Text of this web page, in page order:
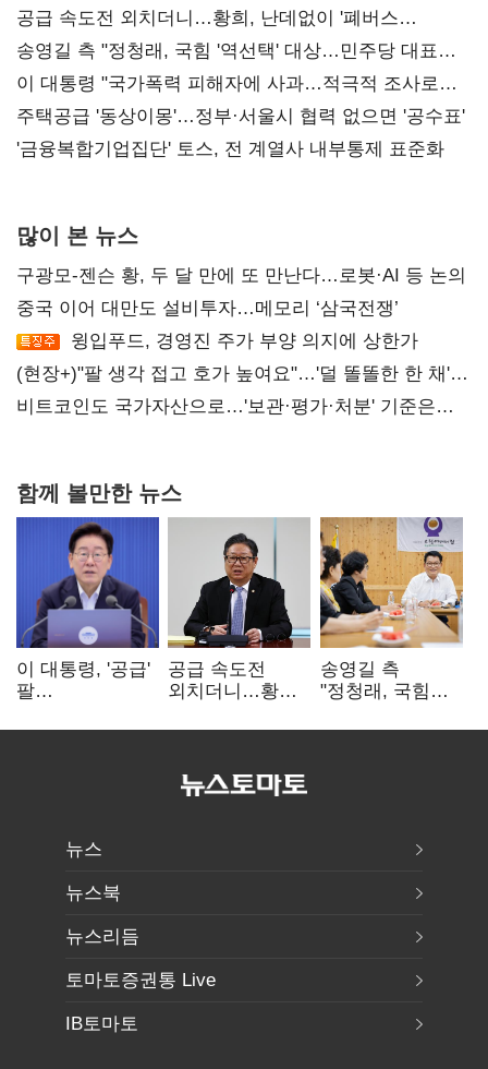
공급 속도전 외치더니…황희, 난데없이 '폐버스
리모델링' 제안
송영길 측 "정청래, 국힘 '역선택' 대상…민주당 대표로
총선 지휘 못해"
이 대통령 "국가폭력 피해자에 사과…적극적 조사로
진실 밝혀야"
주택공급 '동상이몽'…정부·서울시 협력 없으면 '공수표'
'금융복합기업집단' 토스, 전 계열사 내부통제 표준화
많이 본 뉴스
구광모-젠슨 황, 두 달 만에 또 만난다…로봇·AI 등 논의
중국 이어 대만도 설비투자…메모리 ‘삼국전쟁’
윙입푸드, 경영진 주가 부양 의지에 상한가
(현장+)"팔 생각 접고 호가 높여요"…'덜 똘똘한 한 채'
20억 키맞추기
비트코인도 국가자산으로…'보관·평가·처분' 기준은
함께 볼만한 뉴스
이 대통령, '공급'
팔
여 내부선
공급 속도전
외치더니…황희,
리모델링' 제안
송영길 측
"정청래, 국힘
민주당 대표로
뉴스
뉴스북
뉴스리듬
토마토증권통 Live
IB토마토